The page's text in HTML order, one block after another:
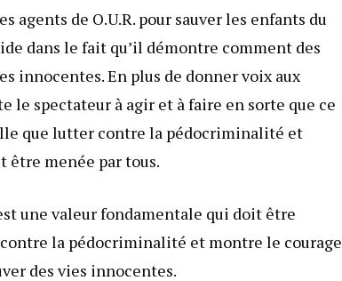
agents de O.U.R. pour sauver les enfants du
dans le fait qu’il démontre comment des
innocentes. En plus de donner voix aux
le spectateur à agir et à faire en sorte que ce
que lutter contre la pédocriminalité et
être menée par tous.
une valeur fondamentale qui doit être
la pédocriminalité et montre le courage
des vies innocentes.